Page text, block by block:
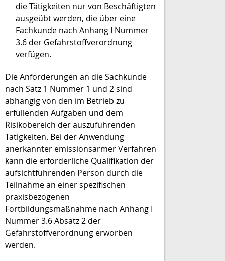
die Tätigkeiten nur von Beschäftigten
ausgeübt werden, die über eine
Fachkunde nach Anhang I Nummer
3.6 der Gefahrstoffverordnung
verfügen.
Die Anforderungen an die Sachkunde
nach Satz 1 Nummer 1 und 2 sind
abhängig von den im Betrieb zu
erfüllenden Aufgaben und dem
Risikobereich der auszuführenden
Tätigkeiten. Bei der Anwendung
anerkannter emissionsarmer Verfahren
kann die erforderliche Qualifikation der
aufsichtführenden Person durch die
Teilnahme an einer spezifischen
praxisbezogenen
Fortbildungsmaßnahme nach Anhang I
Nummer 3.6 Absatz 2 der
Gefahrstoffverordnung erworben
werden.